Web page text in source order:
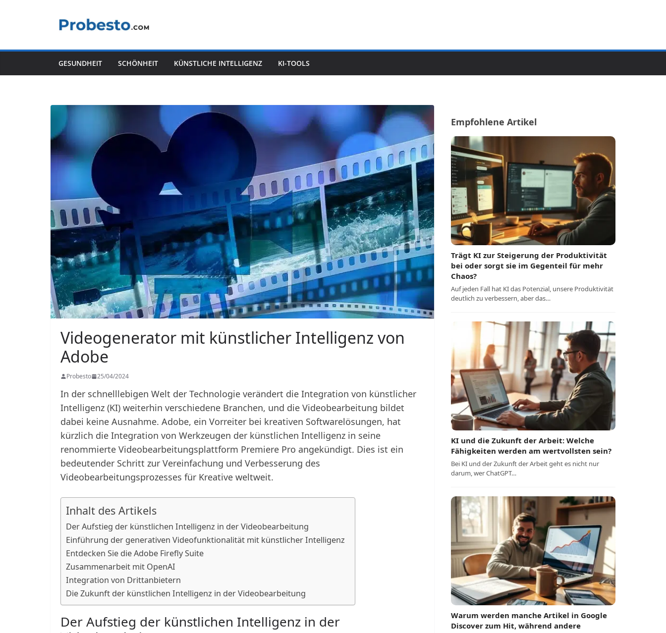
GESUNDHEIT SCHÖNHEIT KÜNSTLICHE INTELLIGENZ KI-TOOLS
Videogenerator mit künstlicher Intelligenz von
Adobe
Probesto 25/04/2024
In der schnelllebigen Welt der Technologie verändert die Integration von künstlicher
Intelligenz (KI) weiterhin verschiedene Branchen, und die Videobearbeitung bildet
dabei keine Ausnahme. Adobe, ein Vorreiter bei kreativen Softwarelösungen, hat
kürzlich die Integration von Werkzeugen der künstlichen Intelligenz in seine
renommierte Videobearbeitungsplattform Premiere Pro angekündigt. Dies ist ein
bedeutender Schritt zur Vereinfachung und Verbesserung des
Videobearbeitungsprozesses für Kreative weltweit.
Inhalt des Artikels
Der Aufstieg der künstlichen Intelligenz in der Videobearbeitung
Einführung der generativen Videofunktionalität mit künstlicher Intelligenz
Entdecken Sie die Adobe Firefly Suite
Zusammenarbeit mit OpenAI
Integration von Drittanbietern
Die Zukunft der künstlichen Intelligenz in der Videobearbeitung
Der Aufstieg der künstlichen Intelligenz in der
Empfohlene Artikel
Trägt KI zur Steigerung der Produktivität
bei oder sorgt sie im Gegenteil für mehr
Chaos?
Auf jeden Fall hat KI das Potenzial, unsere Produktivität
deutlich zu verbessern, aber das…
KI und die Zukunft der Arbeit: Welche
Fähigkeiten werden am wertvollsten sein?
Bei KI und der Zukunft der Arbeit geht es nicht nur
darum, wer ChatGPT…
Warum werden manche Artikel in Google
Discover zum Hit, während andere